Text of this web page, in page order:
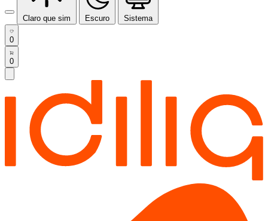
Claro que sim Escuro Sistema
0
0